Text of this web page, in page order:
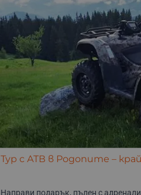
Тур с АТВ в Родопите –
Направи подарък, пълен с